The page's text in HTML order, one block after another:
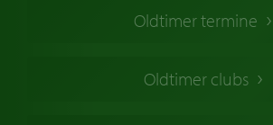
Oldtimers in Europa
Englische Oldtimer
Oldtimer termine
Oldtimer clubs